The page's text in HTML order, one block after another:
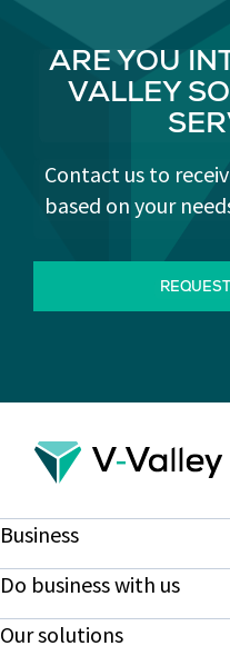
ARE YOU
VALLEY
Contact us to
based on your
Business
Do business with us
Our solutions